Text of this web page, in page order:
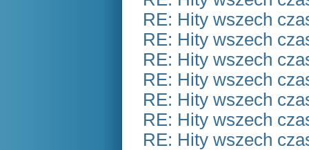
RE: Hity wszech
RE: Hity wszech
RE: Hity wszech
RE: Hity wszech
RE: Hity wszech
RE: Hity wszech
RE: Hity wszech